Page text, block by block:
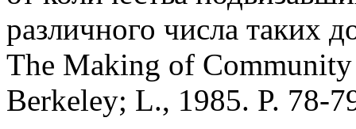
различного числа таких
The Making of
Berkeley; L., 1985. P. 78-